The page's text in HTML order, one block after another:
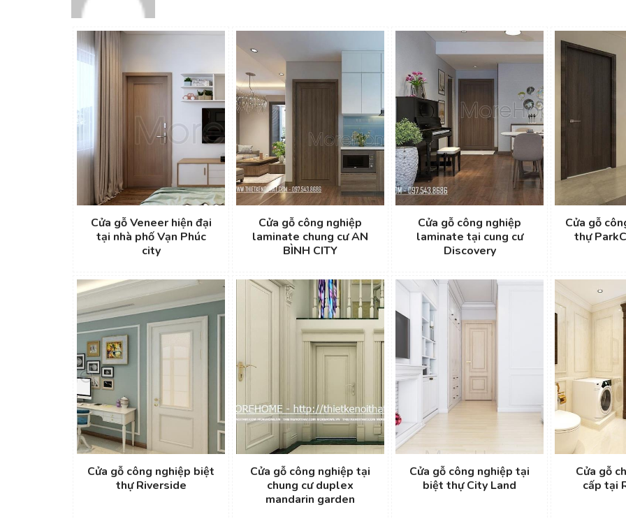
Cửa gỗ Veneer hiện đại
tại nhà phố Vạn Phúc
city
Cửa gỗ công nghiệp
laminate chung cư AN
BÌNH CITY
Cửa gỗ công nghiệp
laminate tại cung cư
Discovery
Cửa gỗ
thự
Cửa gỗ công nghiệp biệt
thự Riverside
Cửa gỗ công nghiệp tại
chung cư duplex
mandarin garden
Cửa gỗ công nghiệp tại
biệt thự City Land
Cửa gỗ
cấp tại